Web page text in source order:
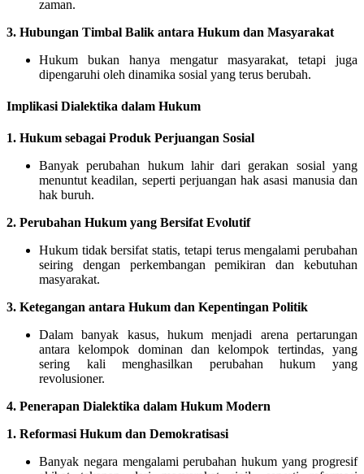
zaman.
3. Hubungan Timbal Balik antara Hukum dan Masyarakat
Hukum bukan hanya mengatur masyarakat, tetapi juga
dipengaruhi oleh dinamika sosial yang terus berubah.
Implikasi Dialektika dalam Hukum
1. Hukum sebagai Produk Perjuangan Sosial
Banyak perubahan hukum lahir dari gerakan sosial yang
menuntut keadilan, seperti perjuangan hak asasi manusia dan
hak buruh.
2. Perubahan Hukum yang Bersifat Evolutif
Hukum tidak bersifat statis, tetapi terus mengalami perubahan
seiring dengan perkembangan pemikiran dan kebutuhan
masyarakat.
3. Ketegangan antara Hukum dan Kepentingan Politik
Dalam banyak kasus, hukum menjadi arena pertarungan
antara kelompok dominan dan kelompok tertindas, yang
sering kali menghasilkan perubahan hukum yang
revolusioner.
4. Penerapan Dialektika dalam Hukum Modern
1. Reformasi Hukum dan Demokratisasi
Banyak negara mengalami perubahan hukum yang progresif